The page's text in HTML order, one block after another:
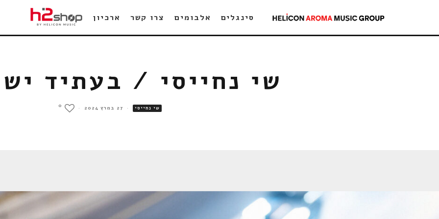
סינגלים אלבומים צרו קשר ארכיון
שי נחייסי / בעתיד
שי נחייסי · 27 במרץ 2024 ·
0